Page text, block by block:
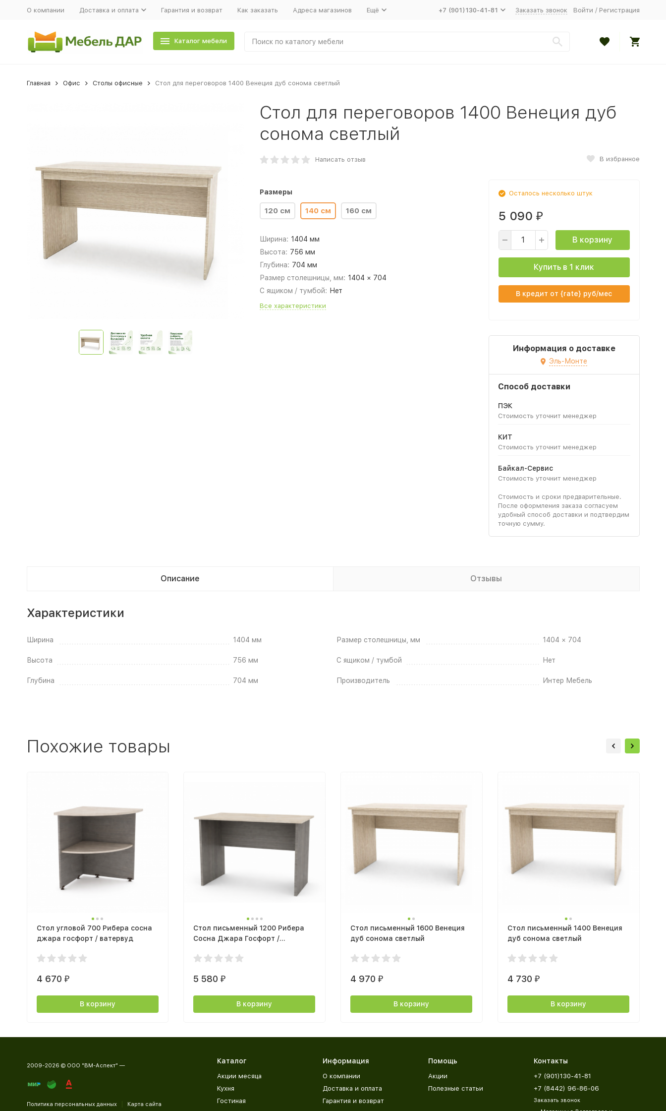
О компании Доставка и оплата Гарантия и возврат Как заказать Адреса магазинов Ещё +7 (901)130-41-81 Заказать звонок Войти / Регистрация
Каталог мебели
Главная Офис Столы офисные Стол для переговоров 1400 Венеция дуб сонома светлый
Стол для переговоров 1400 Венеция дуб
сонома светлый
Написать отзыв В избранное
Размеры
120 см 140 см 160 см
Ширина: 1404 мм
Высота: 756 мм
Глубина: 704 мм
Размер столешницы, мм: 1404 × 704
С ящиком / тумбой: Нет
Все характеристики
Осталось несколько штук
5 090 ₽
В корзину
Купить в 1 клик
В кредит от {rate} руб/мес
Информация о доставке
Эль-Монте
Способ доставки
ПЭК
Стоимость уточнит менеджер
КИТ
Стоимость уточнит менеджер
Байкал-Сервис
Стоимость уточнит менеджер
Стоимость и сроки предварительные.
После оформления заказа согласуем
удобный способ доставки и подтвердим
точную сумму.
Описание Отзывы
Характеристики
Ширина 1404 мм
Высота 756 мм
Глубина 704 мм
Размер столешницы, мм 1404 × 704
С ящиком / тумбой Нет
Производитель Интер Мебель
Похожие товары
Стол угловой 700 Рибера сосна
джара госфорт / ватервуд
4 670 ₽
В корзину
Стол письменный 1200 Рибера
Сосна Джара Госфорт /
5 580₽
В корзину
Стол письменный 1600 Венеция
дуб сонома светлый
4 970 ₽
В корзину
Стол письменный 1400 Венеция
дуб сонома светлый
4 730 ₽
В корзину
2009-2026 © ООО "ВМ-Аспект" —
Политика персональных данных Карта сайта
Каталог
Акции месяца
Кухня
Гостиная
Информация
О компании
Доставка и оплата
Гарантия и возврат
Помощь
Акции
Полезные статьи
Контакты
+7 (901)130-41-81
+7 (8442) 96-86-06
Заказать звонок